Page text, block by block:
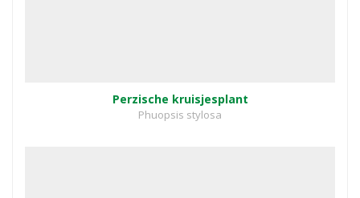
Perzische kruisjesplant
Phuopsis stylosa